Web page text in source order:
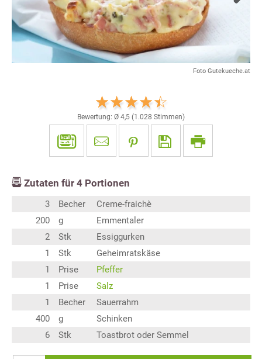
Foto Gutekueche.at
Bewertung: Ø 4,5 (1.028 Stimmen)
Zutaten für 4 Portionen
3 Becher
Creme-fraichè
200
g
Emmentaler
2
Stk
Essiggurken
1
Stk
Geheimratskäse
1
Prise
Pfeffer
1
Prise
Salz
1
Becher
Sauerrahm
400
g
Schinken
6
Stk Toastbrot oder Semmel